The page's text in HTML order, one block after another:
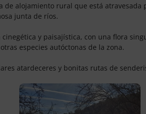
de alojamiento rural que está atravesada
junta de ríos.
cinegética y paisajística, con una flora
especies autóctonas de la zona.
atardeceres y bonitas rutas de